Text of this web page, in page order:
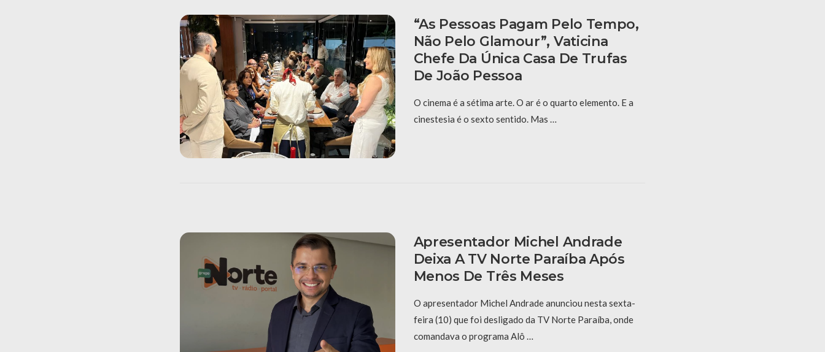
“As Pessoas Pagam Pelo Tempo,
Não Pelo Glamour”, Vaticina
Chefe Da Única Casa De Trufas
De João Pessoa
O cinema é a sétima arte. O ar é o quarto elemento. E a
cinestesia é o sexto sentido. Mas …
Apresentador Michel Andrade
Deixa A TV Norte Paraíba Após
Menos De Três Meses
O apresentador Michel Andrade anunciou nesta sexta-
feira (10) que foi desligado da TV Norte Paraíba, onde
comandava o programa Alô …